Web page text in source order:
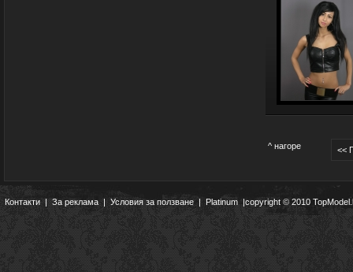
^ нагоре <<
Контакти|За реклама | Условия за ползване | Platinum |copyright © 2010